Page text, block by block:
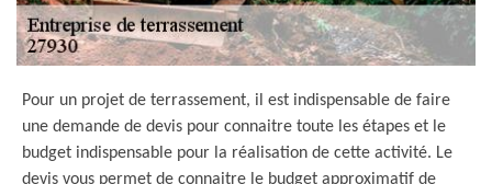
Pour un projet de terrassement, il est indispensable de faire
une demande de devis pour connaitre toute les étapes et le
budget indispensable pour la réalisation de cette activité. Le
devis vous permet de connaitre le budget approximatif de